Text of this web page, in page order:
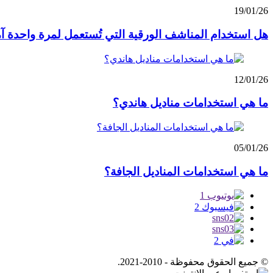
19/01/26
هل استخدام المناشف الورقية التي تُستعمل لمرة واحدة
12/01/26
ما هي استخدامات مناديل هاندي؟
05/01/26
ما هي استخدامات المناديل الجافة؟
© جميع الحقوق محفوظة - 2010-2021.